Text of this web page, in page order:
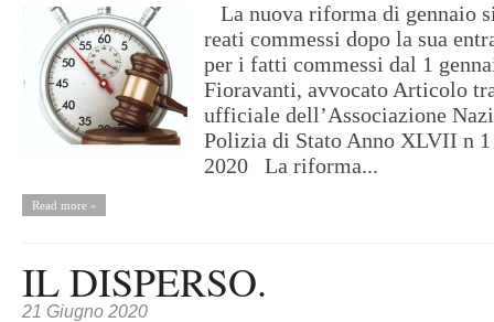
La nuova riforma di gennaio
reati commessi dopo la sua
per i fatti commessi dal 1
Fioravanti, avvocato Articolo
ufficiale dell’Associazione
Polizia di Stato Anno XLVII n
2020 La riforma...
Read more »
IL DISPERSO.
21 Giugno 2020